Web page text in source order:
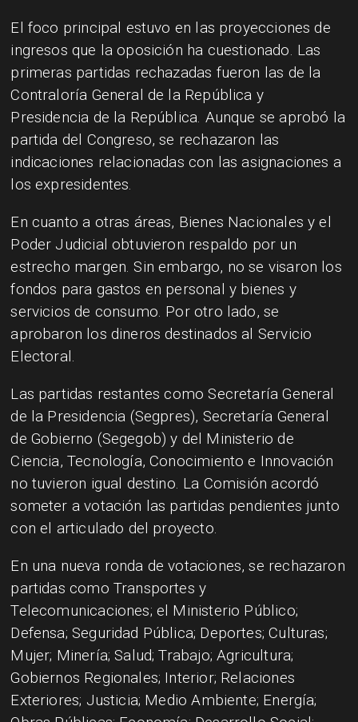
El foco principal estuvo en las proyecciones de
ingresos que la oposición ha cuestionado. Las
primeras partidas rechazadas fueron las de la
Contraloría General de la República y
Presidencia de la República. Aunque se aprobó la
partida del Congreso, se rechazaron las
indicaciones relacionadas con las asignaciones a
los expresidentes.
En cuanto a otras áreas, Bienes Nacionales y el
Poder Judicial obtuvieron respaldo por un
estrecho margen. Sin embargo, no se visaron los
fondos para gastos en personal y bienes y
servicios de consumo. Por otro lado, se
aprobaron los dineros destinados al Servicio
Electoral.
Las partidas restantes como Secretaría General
de la Presidencia (Segpres), Secretaría General
de Gobierno (Segegob) y del Ministerio de
Ciencia, Tecnología, Conocimiento e Innovación
no tuvieron igual destino. La Comisión acordó
someter a votación las partidas pendientes junto
con el articulado del proyecto.
En una nueva ronda de votaciones, se rechazaron
partidas como Transportes y
Telecomunicaciones; el Ministerio Público;
Defensa; Seguridad Pública; Deportes; Culturas;
Mujer; Minería; Salud; Trabajo; Agricultura;
Gobiernos Regionales; Interior; Relaciones
Exteriores; Justicia; Medio Ambiente; Energía;